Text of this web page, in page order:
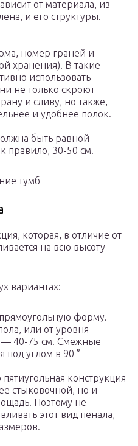
от материала, из
и его структуры.
номер граней и
хранения). В такие
использовать
не только скроют
и сливу, но также,
и удобнее полок.
быть равной
правило, 30-50 см.
тумб
которая, в отличие от
на всю высоту
вариантах:
форму.
или от уровня
— 40-75 см. Смежные
под углом в 90 °
конструкция
стыковочной, но и
Поэтому не
этот вид пенала,